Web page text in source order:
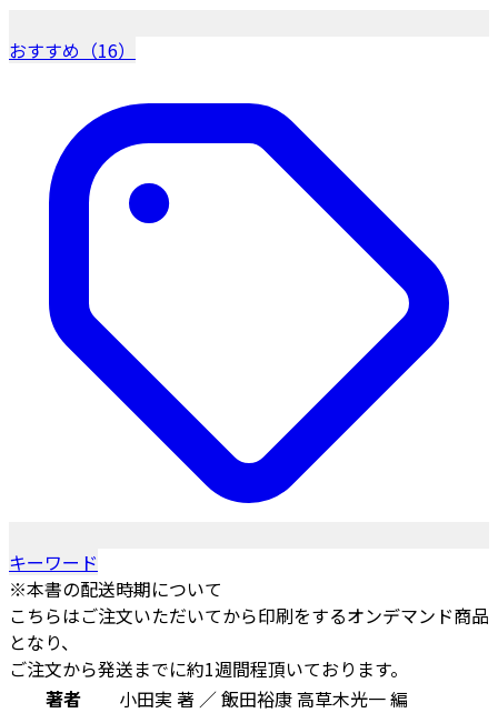
おすすめ（16）
キーワード
※本書の配送時期について
こちらはご注文いただいてから印刷をするオンデマンド商品
となり、
ご注文から発送までに約1週間程頂いております。
著者
小田実 著 ／ 飯田裕康 高草木光一 編